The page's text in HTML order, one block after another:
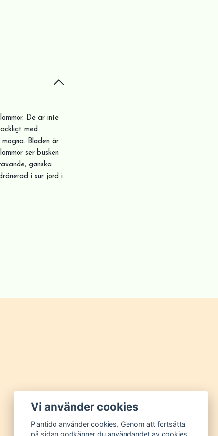
De är inte
med
Bladen är
ser busken
ganska
i sur jord i
Vi använder cookies
Plantido använder cookies. Genom att fortsätta
på sidan godkänner du användandet av cookies.